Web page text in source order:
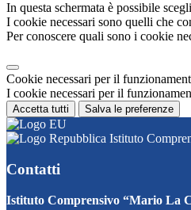
In questa schermata è possibile
I cookie necessari sono quelli che
Per conoscere quali sono i cookie
Cookie necessari per il
I cookie necessari per il
Accetta tutti Salva le preferenze
Istituto
Contatti
Istituto Comprensivo “Mario La